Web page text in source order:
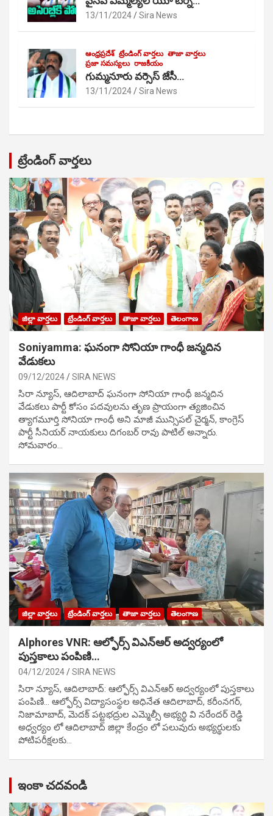
13/11/2024 Sira News
ఆంధ్రప్రదేశ్ ట్రేండింగ్ వార్తలు తాజా వార్తలు
ప్రజా సమస్యలు రాజకీయం
గుమ్మనూరు వర్సెస్ జేసీ…
13/11/2024 Sira News
ట్రేండింగ్ వార్తలు
జిల్లా వార్తలు ట్రేండింగ్ వార్తలు తాజా వార్తలు తెలంగాణ
Soniyamma: ఘ‌నంగా సోనియా గాంధీ జ‌న్మ‌దిన
వేడుక‌లు
09/12/2024 SIRA NEWS
సిరా న్యూస్, ఆదిలాబాద్ ఘ‌నంగా సోనియా గాంధీ జ‌న్మ‌దిన
వేడుక‌లు పార్టీ కోసం ప‌ద‌వుల‌ను తృణ ప్రాయంగా త్య‌జించిన
త్యాగమూర్తి సోనియా గాంధీ అని మాజీ మున్సిప‌ల్ చైర్మ‌న్, కాంగ్రెస్
పార్టీ సీనియ‌ర్ నాయ‌కులు దిగంబ‌ర్ రావు పాటిల్ అన్నారు.
సోమవారం…
జిల్లా వార్తలు ట్రేండింగ్ వార్తలు తాజా వార్తలు తెలంగాణ
Alphores VNR: ఆల్ఫోర్స్ విఎన్ఆర్ అద్వర్యంలో
పుస్తకాలు పంపిణి…
04/12/2024 SIRA NEWS
సిరా న్యూస్, ఆదిలాబాద్: ఆల్ఫోర్స్ విఎన్ఆర్ అద్వర్యంలో పుస్తకాలు
పంపిణి… ఆల్ఫోర్స్ విద్యాసంస్థల అధినేత ఆదిలాబాద్, కరీంనగర్,
నిజామాబాద్, మెదక్ పట్టభద్రుల ఎమ్మెల్సీ అభ్యర్థి వి నరేందర్ రెడ్డి
అధ్వర్యం లో ఆదిలాబాద్ జిల్లా కేంద్రం లో పలువురు అభ్యర్థులకు
పోటిప‌రీక్ష‌ల‌కు…
ఇంకా చదవండి